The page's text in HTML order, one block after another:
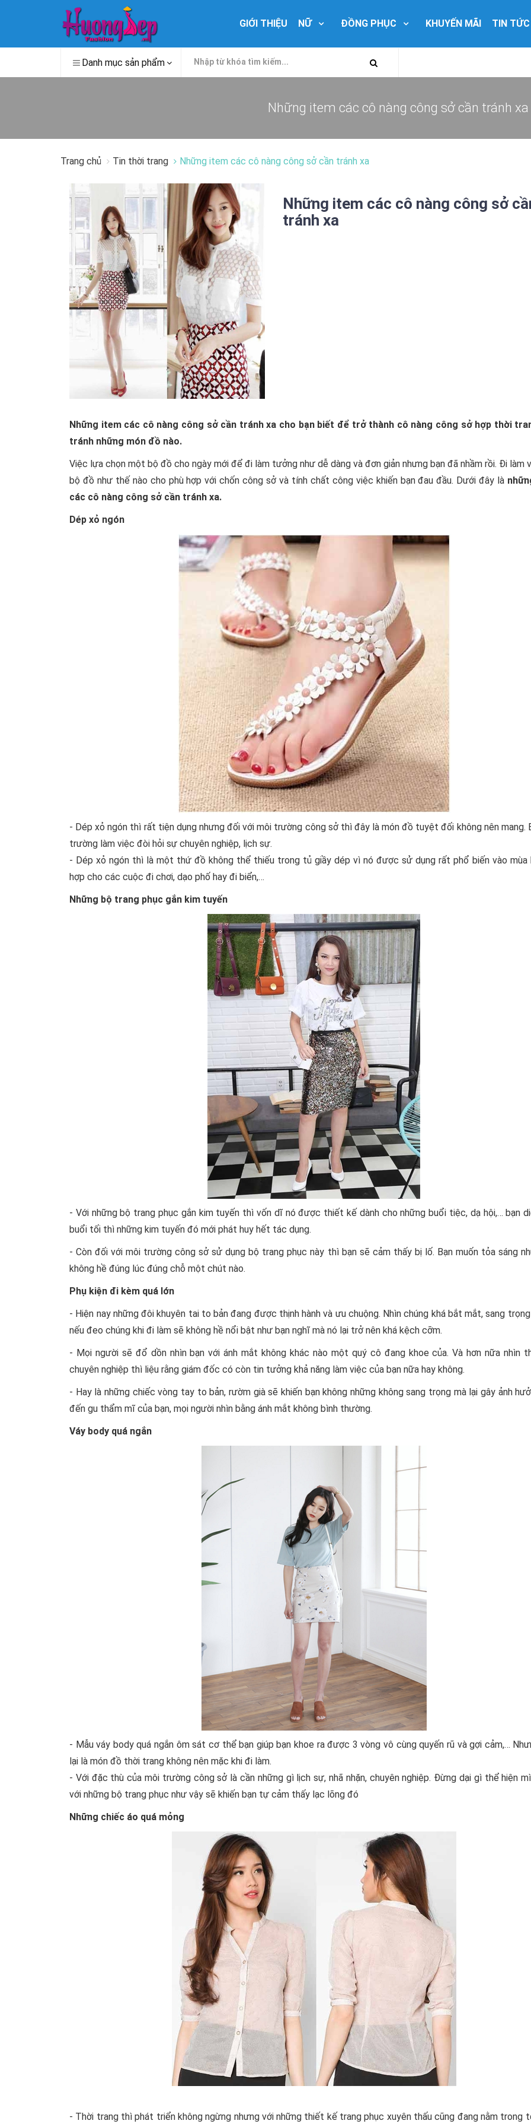
GIỚI THIỆU NỮ ĐỒNG PHỤC KHUYẾN MÃI TIN TỨC
Danh mục sản phẩm
Những item các cô nàng công sở cần tránh xa
Trang chủ Tin thời trang Những item các cô nàng công sở cần tránh xa
Những item các cô nàng công sở
tránh xa
Những item các cô nàng công sở cần tránh xa cho bạn biết để trở thành cô nàng công sở hợp thời
tránh những món đồ nào.
Việc lựa chọn một bộ đồ cho ngày mới để đi làm tưởng như dễ dàng và đơn giản nhưng bạn đã nhầm rồi. Đi làm
bộ đồ như thế nào cho phù hợp với chốn công sở và tính chất công việc khiến bạn đau đầu. Dưới đây là
các cô nàng công sở cần tránh xa.
Dép xỏ ngón
- Dép xỏ ngón thì rất tiện dụng nhưng đối với môi trường công sở thì đây là món đồ tuyệt đối không nên mang.
trường làm việc đòi hỏi sự chuyên nghiệp, lịch sự.
- Dép xỏ ngón thì là một thứ đồ không thể thiếu trong tủ giầy dép vì nó được sử dụng rất phổ biến vào mùa
hợp cho các cuộc đi chơi, dạo phố hay đi biển,…
Những bộ trang phục gắn kim tuyến
- Với những bộ trang phục gắn kim tuyến thì vốn dĩ nó được thiết kế dành cho những buổi tiệc, dạ hội,… bạn
buổi tối thì những kim tuyến đó mới phát huy hết tác dụng.
- Còn đối với môi trường công sở sử dụng bộ trang phục này thì bạn sẽ cảm thấy bị lố. Bạn muốn tỏa sáng
không hề đúng lúc đúng chỗ một chút nào.
Phụ kiện đi kèm quá lớn
- Hiện nay những đôi khuyên tai to bản đang được thịnh hành và ưu chuộng. Nhìn chúng khá bắt mắt, sang
nếu đeo chúng khi đi làm sẽ không hề nổi bật như bạn nghĩ mà nó lại trở nên khá kệch cỡm.
- Mọi người sẽ đổ dồn nhìn bạn với ánh mắt không khác nào một quý cô đang khoe của. Và hơn nữa nhìn
chuyên nghiệp thì liệu rằng giám đốc có còn tin tưởng khả năng làm việc của bạn nữa hay không.
- Hay là những chiếc vòng tay to bản, rườm già sẽ khiến bạn không những không sang trọng mà lại gây ảnh
đến gu thẩm mĩ của bạn, mọi người nhìn bằng ánh mắt không bình thường.
Váy body quá ngắn
- Mẫu váy body quá ngắn ôm sát cơ thể bạn giúp bạn khoe ra được 3 vòng vô cùng quyến rũ và gợi cảm,…
lại là món đồ thời trang không nên mặc khi đi làm.
- Với đặc thù của môi trường công sở là cần những gì lịch sự, nhã nhặn, chuyên nghiệp. Đừng dại gì thể hiện
với những bộ trang phục như vậy sẽ khiến bạn tự cảm thấy lạc lõng đó
Những chiếc áo quá mỏng
- Thời trang thì phát triển không ngừng nhưng với những thiết kế trang phục xuyên thấu cũng đang nằm trong